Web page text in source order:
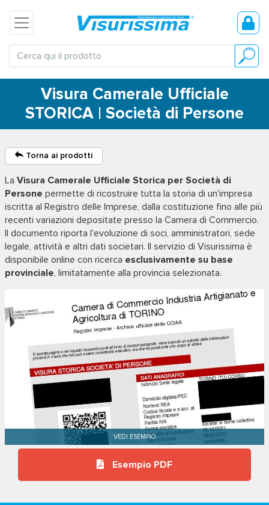
Visura Camerale Ufficiale
STORICA | Società di Persone
Torna ai prodotti
La Visura Camerale Ufficiale Storica per Società di
Persone permette di ricostruire tutta la storia di un'impresa
iscritta al Registro delle Imprese, dalla costituzione fino alle più
recenti variazioni depositate presso la Camera di Commercio.
Il documento riporta l'evoluzione di soci, amministratori, sede
legale, attività e altri dati societari. Il servizio di Visurissima è
disponibile online con ricerca esclusivamente su base
provinciale, limitatamente alla provincia selezionata.
Esempio PDF